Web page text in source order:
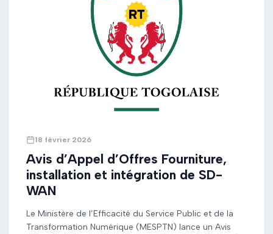
18 février 2026
Avis d’Appel d’Offres Fourniture,
installation et intégration de SD-
WAN
Le Ministère de l’Efficacité du Service Public et de la
Transformation Numérique (MESPTN) lance un Avis